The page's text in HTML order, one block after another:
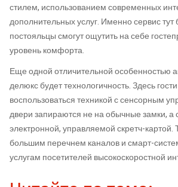
стилем, использованием современных
дополнительных услуг. Именно сервис тут
постояльцы смогут ощутить на себе
уровень комфорта.
Еще одной отличительной особенностью
делюкс будет технологичность. Здесь
воспользоваться техникой с сенсорным
двери запираются не на обычные замки,
электронной, управляемой скретч-картой.
большим перечнем каналов и смарт-
услугам посетителей высокоскоростной